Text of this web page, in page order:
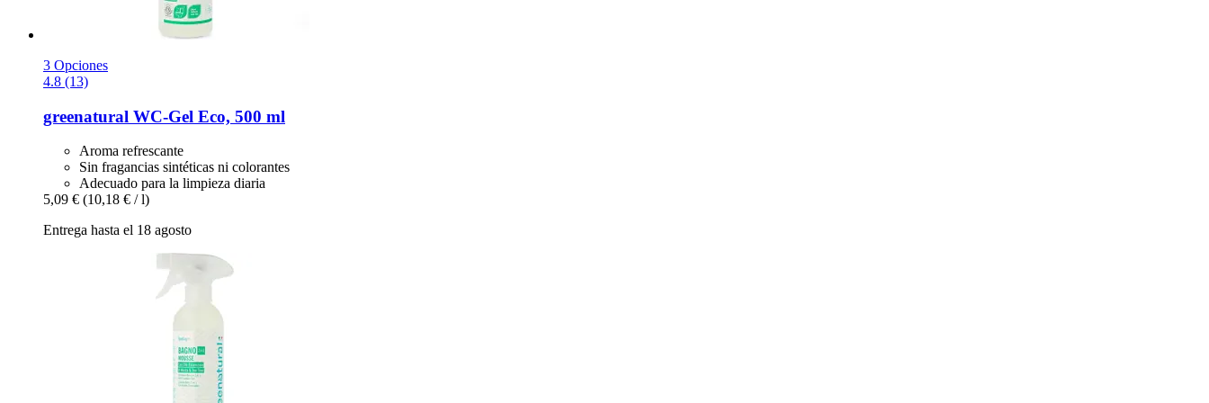
3 Opciones
4.8 (13)
greenatural WC-​Gel Eco, 500 ml
Aroma refrescante
Sin fragancias sintéticas ni colorantes
Adecuado para la limpieza diaria
5,09 € (10,18 € / l)
Entrega hasta el 18 agosto